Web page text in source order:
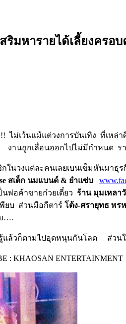
มหารายได้เลี้ยงครอบ
ม่เว้นแม้แต่วงการบันเทิง ที่เห
านถูกเลื่อนออกไปไม่มีกำหนด
วงแต่ละคนเลยเบนเข็มหันมาธุ
สเต็ก นมแบนด์ & ยำแซ่บ
นพ่อค้าขายก๋วยเตี๋ยว ร้าน มุมเหลา
พียบ ส่วนมือกีตาร์ โต้ง-ศรายุทธ พร
….
ามไปอุดหนุนกันโลด ส่วนใครที่
: KHAOSAN ENTERTAINMENT